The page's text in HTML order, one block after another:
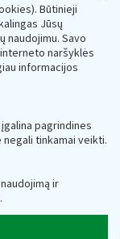
Būtinieji
Jūsų
naudojimu. Savo
naršyklės
informacijos
pagrindines
tinkamai veikti.
ir
el.paštas:
Lietuvos
Juridinių